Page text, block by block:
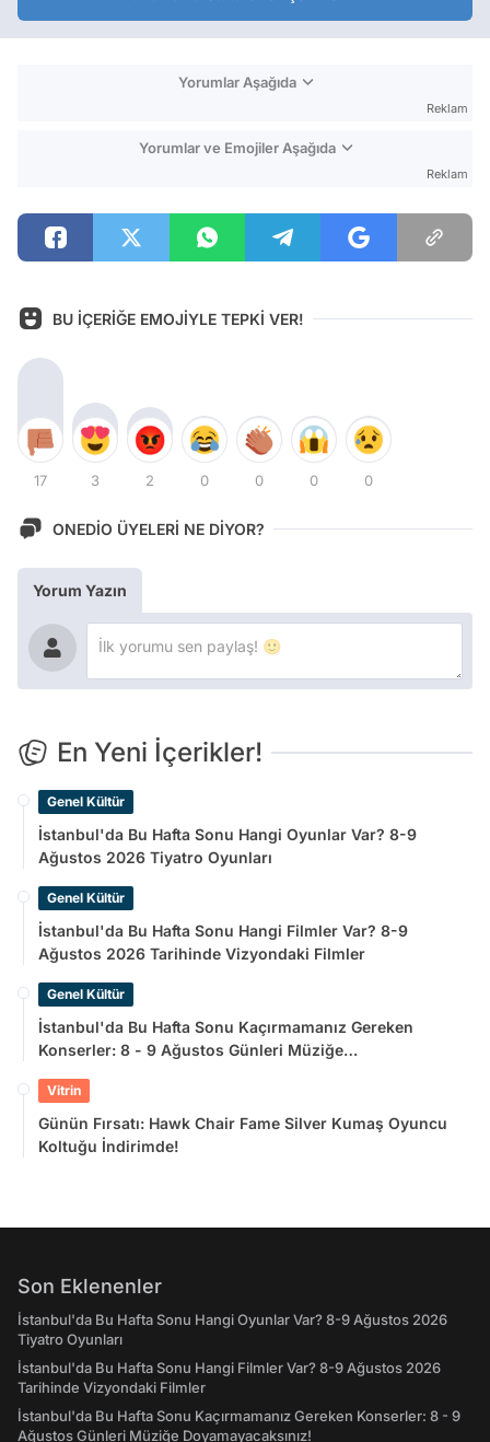
Yorumlar Aşağıda
Reklam
Yorumlar ve Emojiler Aşağıda
Reklam
BU İÇERİĞE EMOJİYLE TEPKİ VER!
17 3 2 0 0 0 0
ONEDİO ÜYELERİ NE DİYOR?
Yorum Yazın
En Yeni İçerikler!
Genel Kültür
İstanbul'da Bu Hafta Sonu Hangi Oyunlar Var? 8-9
Ağustos 2026 Tiyatro Oyunları
Genel Kültür
İstanbul'da Bu Hafta Sonu Hangi Filmler Var? 8-9
Ağustos 2026 Tarihinde Vizyondaki Filmler
Genel Kültür
İstanbul'da Bu Hafta Sonu Kaçırmamanız Gereken
Konserler: 8 - 9 Ağustos Günleri Müziğe
Vitrin
Günün Fırsatı: Hawk Chair Fame Silver Kumaş Oyuncu
Koltuğu İndirimde!
Son Eklenenler
İstanbul'da Bu Hafta Sonu Hangi Oyunlar Var? 8-9 Ağustos 2026
Tiyatro Oyunları
İstanbul'da Bu Hafta Sonu Hangi Filmler Var? 8-9 Ağustos 2026
Tarihinde Vizyondaki Filmler
İstanbul'da Bu Hafta Sonu Kaçırmamanız Gereken Konserler: 8 - 9
Ağustos Günleri Müziğe Doyamayacaksınız!